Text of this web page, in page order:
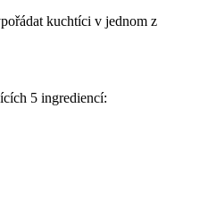
kuchtíci v jednom z
5 ingrediencí: